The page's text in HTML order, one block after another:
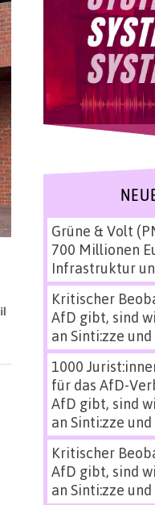
Grüne & Volt
700 Millionen
Infrastruktur
Kritischer
AfD gibt, sind
an Sinti:zze und
1000
für das AfD-
AfD gibt, sind
an Sinti:zze und
Kritischer
AfD gibt, sind
an Sinti:zze und